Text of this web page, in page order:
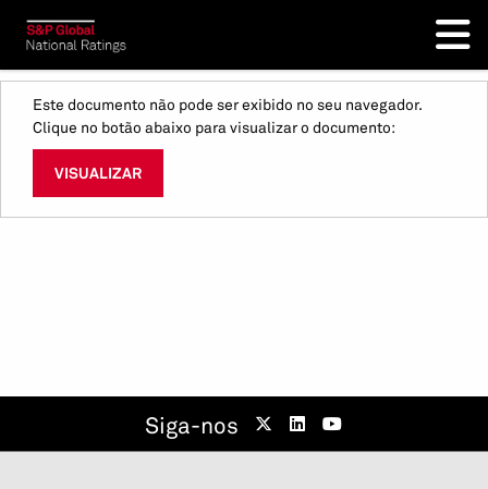
Este documento não pode ser exibido no seu navegador.
Clique no botão abaixo para visualizar o documento:
VISUALIZAR
Siga-nos